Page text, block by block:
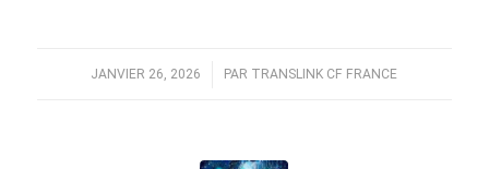
JANVIER 26, 2026
/ PAR TRANSLINK CF FRANCE